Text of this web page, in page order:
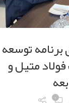
توسعه
متیل و
۰